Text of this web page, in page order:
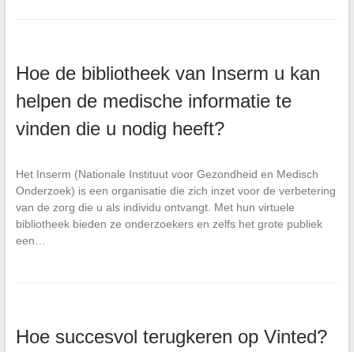
Hoe de bibliotheek van Inserm u kan
helpen de medische informatie te
vinden die u nodig heeft?
Het Inserm (Nationale Instituut voor Gezondheid en Medisch
Onderzoek) is een organisatie die zich inzet voor de verbetering
van de zorg die u als individu ontvangt. Met hun virtuele
bibliotheek bieden ze onderzoekers en zelfs het grote publiek
een…
Hoe succesvol terugkeren op Vinted?